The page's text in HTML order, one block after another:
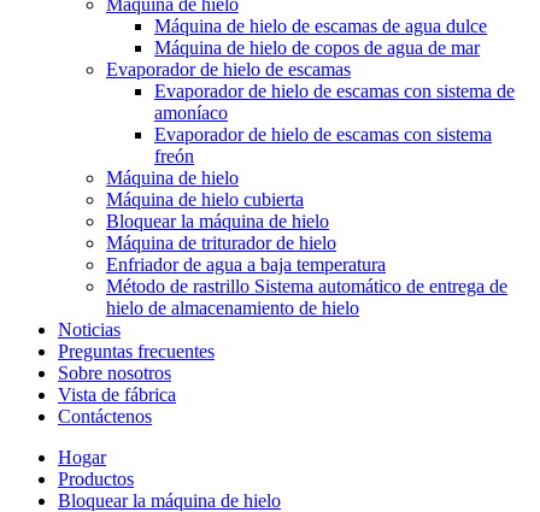
Máquina de hielo
Máquina de hielo de escamas de agua dulce
Máquina de hielo de copos de agua de mar
Evaporador de hielo de escamas
Evaporador de hielo de escamas con sistema de
amoníaco
Evaporador de hielo de escamas con sistema
freón
Máquina de hielo
Máquina de hielo cubierta
Bloquear la máquina de hielo
Máquina de triturador de hielo
Enfriador de agua a baja temperatura
Método de rastrillo Sistema automático de entrega de
hielo de almacenamiento de hielo
Noticias
Preguntas frecuentes
Sobre nosotros
Vista de fábrica
Contáctenos
Hogar
Productos
Bloquear la máquina de hielo